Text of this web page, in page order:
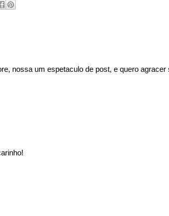
nossa um espetaculo de post, e quero